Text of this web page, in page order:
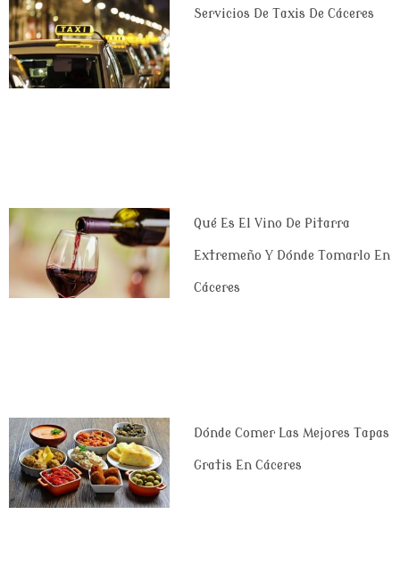
Servicios De Taxis De Cáceres
Qué Es El Vino De Pitarra
Extremeño Y Dónde Tomarlo En
Cáceres
Dónde Comer Las Mejores Tapas
Gratis En Cáceres